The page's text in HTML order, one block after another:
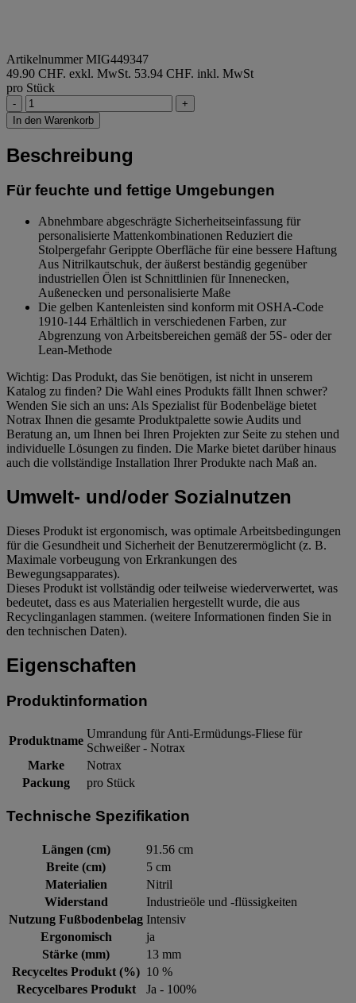
Artikelnummer MIG449347
49.90 CHF. exkl. MwSt. 53.94 CHF. inkl. MwSt
pro Stück
-
+
In den Warenkorb
Beschreibung
Für feuchte und fettige Umgebungen
Abnehmbare abgeschrägte Sicherheitseinfassung für
personalisierte Mattenkombinationen Reduziert die
Stolpergefahr Gerippte Oberfläche für eine bessere Haftung
Aus Nitrilkautschuk, der äußerst beständig gegenüber
industriellen Ölen ist Schnittlinien für Innenecken,
Außenecken und personalisierte Maße
Die gelben Kantenleisten sind konform mit OSHA-Code
1910-144 Erhältlich in verschiedenen Farben, zur
Abgrenzung von Arbeitsbereichen gemäß der 5S- oder der
Lean-Methode
Wichtig: Das Produkt, das Sie benötigen, ist nicht in unserem
Katalog zu finden? Die Wahl eines Produkts fällt Ihnen schwer?
Wenden Sie sich an uns: Als Spezialist für Bodenbeläge bietet
Notrax Ihnen die gesamte Produktpalette sowie Audits und
Beratung an, um Ihnen bei Ihren Projekten zur Seite zu stehen und
individuelle Lösungen zu finden. Die Marke bietet darüber hinaus
auch die vollständige Installation Ihrer Produkte nach Maß an.
Umwelt- und/oder Sozialnutzen
Dieses Produkt ist ergonomisch, was optimale Arbeitsbedingungen
für die Gesundheit und Sicherheit der Benutzerermöglicht (z. B.
Maximale vorbeugung von Erkrankungen des
Bewegungsapparates).
Dieses Produkt ist vollständig oder teilweise wiederverwertet, was
bedeutet, dass es aus Materialien hergestellt wurde, die aus
Recyclinganlagen stammen. (weitere Informationen finden Sie in
den technischen Daten).
Eigenschaften
Produktinformation
Produktname
Umrandung für Anti-Ermüdungs-Fliese für
Schweißer - Notrax
Marke
Notrax
Packung
pro Stück
Technische Spezifikation
Längen (cm)
91.56 cm
Breite (cm)
5 cm
Materialien
Nitril
Widerstand
Industrieöle und -flüssigkeiten
Nutzung Fußbodenbelag Intensiv
Ergonomisch
ja
Stärke (mm)
13 mm
Recyceltes Produkt (%) 10 %
Recycelbares Produkt
Ja - 100%